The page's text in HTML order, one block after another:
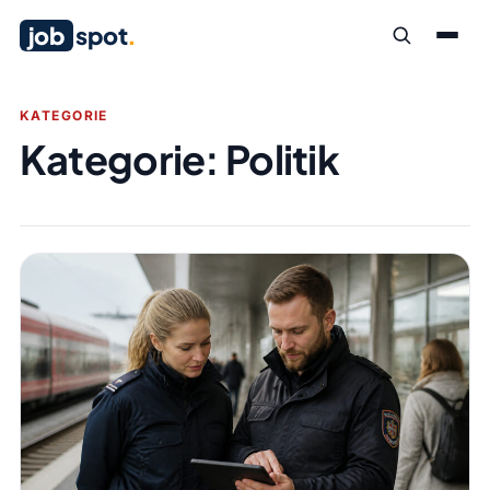
job spot.
KATEGORIE
Kategorie: Politik